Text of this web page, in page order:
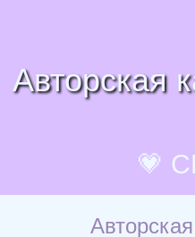
Авторская
💗